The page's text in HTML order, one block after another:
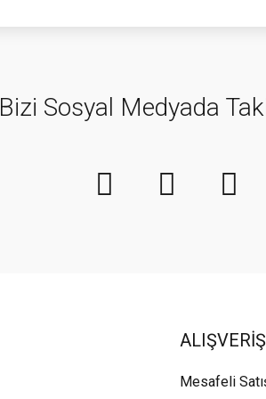
Bizi Sosyal Medyada
ALIŞVERİŞ
Mesafeli